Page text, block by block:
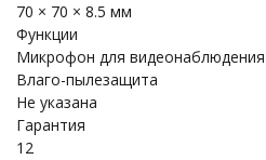
70 × 70 × 8.5 мм
Функции
Микрофон для видеонаблюдения
Влаго-пылезащита
Не указана
Гарантия
12